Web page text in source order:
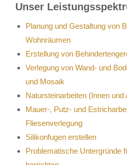
Unser
Planung und Gestaltung von
Wohnräumen
Erstellung von
Verlegung von Wand- und
und Mosaik
Natursteinarbeiten (Innen und
Mauer-, Putz- und
Fliesenverlegung
Silikonfugen erstellen
Problematische Untergründe